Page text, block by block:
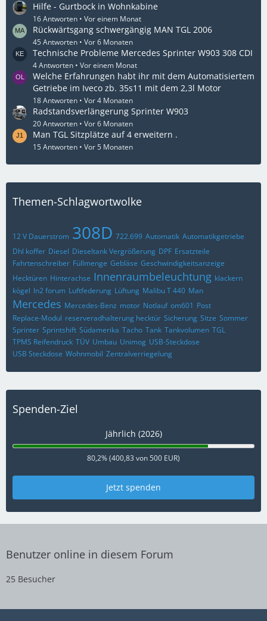
Hilfe - Gurtbock in Wohnkabine
16 Antworten Vor einem Monat
Rückwärtsgang schwergängig MAN TGL 2006
45 Antworten Vor 6 Monaten
Technische Probleme Mercedes Sprinter W903 308 CDI
4 Antworten Vor einem Monat
Welche Erfahrungen habt ihr mit dem Automatisiertem
Getriebe im Iveco zb. 35s11 mit dem 2,3l Motor
18 Antworten Vor 4 Monaten
Radstandsverlängerung Sprinter W903
20 Antworten Vor 6 Monaten
Man TGL Sitzplätze auf 4 erweitern .
15 Antworten Vor 5 Monaten
Themen-Schlagwortwolke
12 V Dauerstrom 308D 722.699 Automatik Automatikgetriebe
Dhl koffer Diesel Dieseltank Vergrößerung DPF Ersatzteile
Fahrtenschreiber Füllmenge Gebläse Geschwindigkeitsanzeige
Hecktüren Hinterachse Innenraumbeleuchtung klackern
kögel ln2 forum Luftfederung Lüftung Malibu T 440 Man
Mercedes Mercedes-Benz motor Notlauf om601 Post
Replace-Modul reserveradhalterung hecktür Sicherung Sitze Sommer
Sprinter Sprintshift Südamerika Tacho Tank Tankvolumen TGL
TPMS Reifendruck TÜV Umbau Unimog USB-Steckdose
USB Steckdose Wohnmobil Zentralverriegelung
Spenden-Ziel
Jährlich (2026)
80,2% (400,83 von 500 EUR)
Jetzt spenden
Benutzer online in diesem Forum
25 Besucher